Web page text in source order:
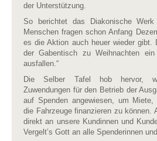
der Unterstützung.
So berichtet das Diakonische Werk
Menschen fragen schon Anfang
es die Aktion auch heuer wieder gibt.
der Gabentisch zu Weihnachten
ausfallen.“
Die Selber Tafel hob hervor,
Zuwendungen für den Betrieb der
auf Spenden angewiesen, um
die Fahrzeuge finanzieren zu können.
direkt an unsere Kundinnen und
Vergelt’s Gott an alle Spenderinnen